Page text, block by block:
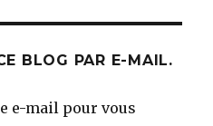
BLOG PAR E-MAIL.
e-mail pour vous